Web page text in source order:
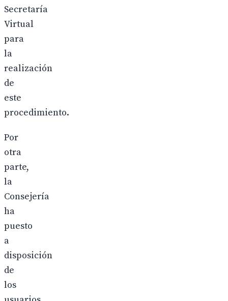
Secretaría
Virtual
para
la
realización
de
este
procedimiento.
Por
otra
parte,
la
Consejería
ha
puesto
a
disposición
de
los